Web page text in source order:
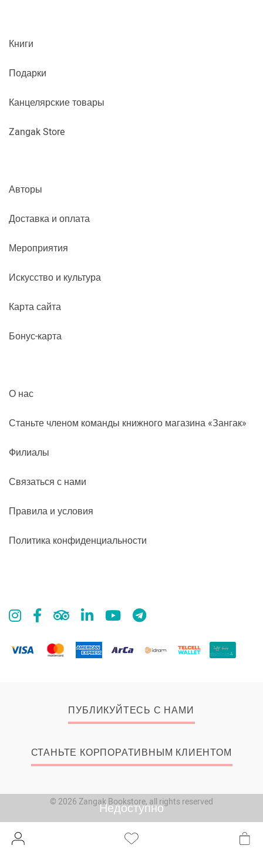
Недоступно
Книги
Подарки
Канцелярские товары
Zangak Store
Авторы
Доставка и оплата
Мероприятия
Искусство и культура
Карта сайта
Бонус-карта
О нас
Станьте членом команды книжного магазина «Зангак»
Филиалы
Связаться с нами
Правила и условия
Политика конфиденциальности
ПУБЛИКУЙТЕСЬ С НАМИ
СТАНЬТЕ КОРПОРАТИВНЫМ КЛИЕНТОМ
© 2026 Zangak Bookstore, all rights reserved